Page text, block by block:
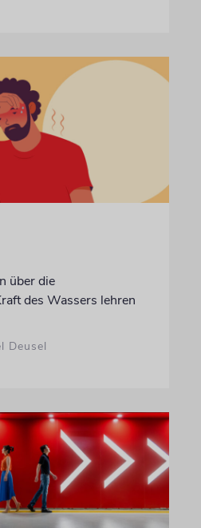
über die
des Wassers lehren
Deusel